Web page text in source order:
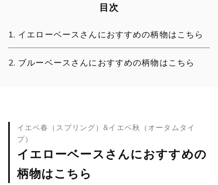
目次
イエローベースさんにおすすめの柄物はこちら
ブルーベースさんにおすすめの柄物はこちら
イエベ春（スプリング）&イエベ秋（オータムタイ
プ）
イエローベースさんにおすすめの
柄物はこちら